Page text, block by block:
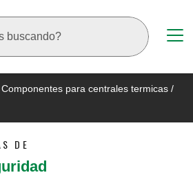
Componentes para centrales termicas /
DE